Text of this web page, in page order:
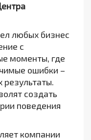
любых бизнес
с
моменты, где
ошибки –
результаты.
создать
поведения
компании